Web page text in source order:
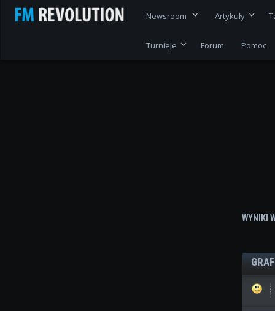
Newsroom Artykuły
Turnieje Forum Pomoc
WYNIKI